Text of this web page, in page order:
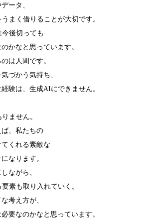
ータ、
まく借りることが大切です。
後切っても
かなと思っています。
は人間です。
づかう気持ち、
験は、生成AIにできません。
ません。
、私たちの
くれる素敵な
なります。
ながら、
素も取り入れていく。
考え方が、
要なのかなと思っています。